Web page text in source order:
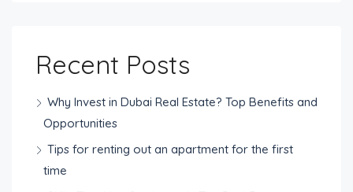
Recent Posts
Why Invest in Dubai Real Estate? Top Benefits and
Opportunities
Tips for renting out an apartment for the first
time